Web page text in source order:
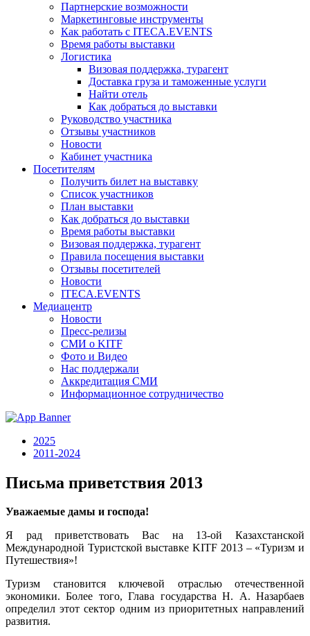
Партнерские возможности
Маркетинговые инструменты
Как работать с ITECA.EVENTS
Время работы выставки
Логистика
Визовая поддержка, турагент
Доставка груза и таможенные услуги
Найти отель
Как добраться до выставки
Руководство участника
Отзывы участников
Новости
Кабинет участника
Посетителям
Получить билет на выставку
Список участников
План выставки
Как добраться до выставки
Время работы выставки
Визовая поддержка, турагент
Правила посещения выставки
Отзывы посетителей
Новости
ITECA.EVENTS
Медиацентр
Новости
Пресс-релизы
СМИ о KITF
Фото и Видео
Нас поддержали
Аккредитация СМИ
Информационное сотрудничество
2025
2011-2024
Письма приветствия 2013
Уважаемые дамы и господа!
Я рад приветствовать Вас на 13-ой Казахстанской
Международной Туристской выставке KITF 2013 – «Туризм и
Путешествия»!
Туризм становится ключевой отраслью отечественной
экономики. Более того, Глава государства Н. А. Назарбаев
определил этот сектор одним из приоритетных направлений
развития.